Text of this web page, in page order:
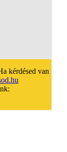
kérdésed van